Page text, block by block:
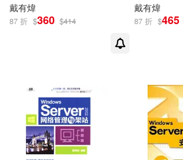
戴有煒
87 折 $360 $414
戴有煒
87 折 $465